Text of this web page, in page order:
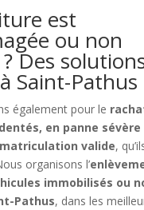
est
ou non
Des
Saint-Pathus
également pour le
en panne sévère
valide,
organisons l’
immobilisés ou
Pathus, dans les